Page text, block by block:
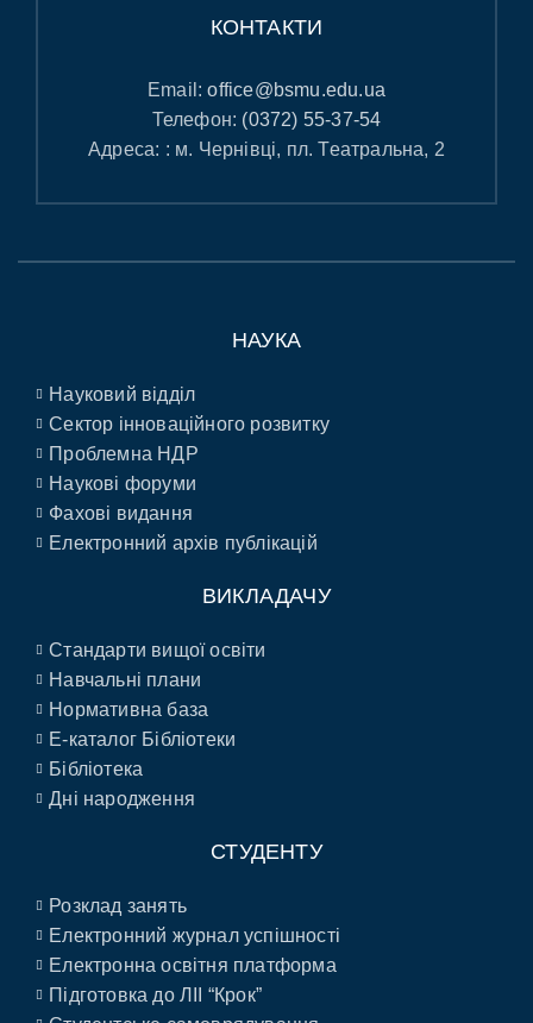
КОНТАКТИ
Email:office@bsmu.edu.ua
Телефон: (0372) 55-37-54
Адреса: : м. Чернівці, пл. Театральна, 2
НАУКА
Науковий відділ
Сектор інноваційного розвитку
Проблемна НДР
Наукові форуми
Фахові видання
Електронний архів публікацій
ВИКЛАДАЧУ
Стандарти вищої освіти
Навчальні плани
Нормативна база
E-каталог Бібліотеки
Бібліотека
Дні народження
СТУДЕНТУ
Розклад занять
Електронний журнал успішності
Електронна освітня платформа
Підготовка до ЛІІ “Крок”